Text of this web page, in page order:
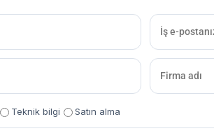
Teknik bilgi Satın alma